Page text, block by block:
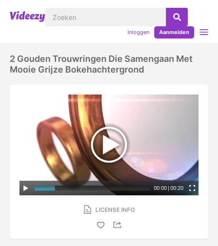
Inloggen Aanmelden
2 Gouden Trouwringen Die Samengaan Met
Mooie Grijze Bokehachtergrond
00:00 | 00:20
LICENSE INFO